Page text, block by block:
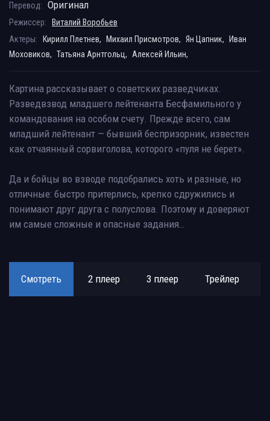
Перевод: Оригинал
Режиссер:
Виталий Воробьев
Актеры:
Кирилл Плетнев, Михаил Присмотров, Ян Цапник,
Иван
Моховиков, Татьяна Арнтгольц, Алексей Ильин,
Картина рассказывает о советских разведчиках.
Разведвзвод младшего лейтенанта Бесфамильного у
командования на особом счету. Прежде всего, сам
младший лейтенант — бывший беспризорник, известен
как отчаянный сорвиголова, которого «пуля не берет».
Да и бойцы во взводе подобрались хоть и разные, но
отличные: быстро притерлись, крепко сдружились и
понимают друг друга с полуслова. Поэтому и доверяют
им самые сложные и опасные задания…
Смотреть 2 плеер 3 плеер Трейлер